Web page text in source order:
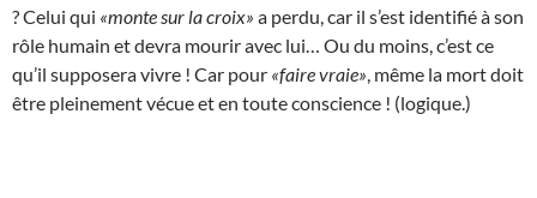
? Celui qui «monte sur la croix» a perdu, car il s’est identifié à son
rôle humain et devra mourir avec lui… Ou du moins, c’est ce
qu’il supposera vivre ! Car pour «faire vraie» , même la mort doit
être pleinement vécue et en toute conscience ! (logique.)